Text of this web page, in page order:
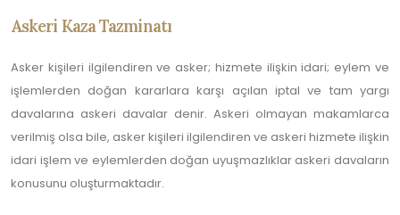
Askeri Kaza Tazminatı
Asker kişileri ilgilendiren ve asker; hizmete ilişkin idari; eylem ve
işlemlerden doğan kararlara karşı açılan iptal ve tam yargı
davalarına askeri davalar denir. Askeri olmayan makamlarca
verilmiş olsa bile, asker kişileri ilgilendiren ve askeri hizmete ilişkin
idari işlem ve eylemlerden doğan uyuşmazlıklar askeri davaların
konusunu oluşturmaktadır.